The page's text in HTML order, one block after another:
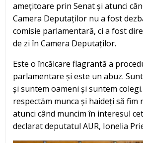
amețitoare prin Senat și atunci
Camera Deputaților nu a fost
comisie parlamentară, ci a fost
de zi în Camera Deputaților.
Este o încălcare flagrantă a
parlamentare și este un abuz.
și suntem oameni și suntem
respectăm munca și haideți să fim
atunci când muncim în interesul
declarat deputatul AUR, Ionelia